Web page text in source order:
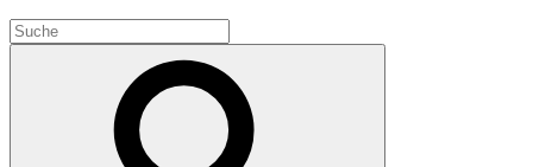
Search
for: